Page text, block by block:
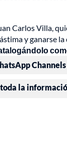
Carlos Villa,
y ganarse
Channels
la